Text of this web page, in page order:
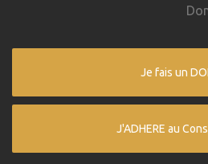
Je fais un
J'ADHERE au